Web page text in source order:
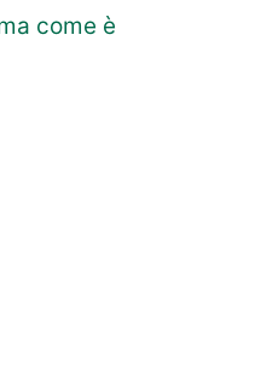
come è